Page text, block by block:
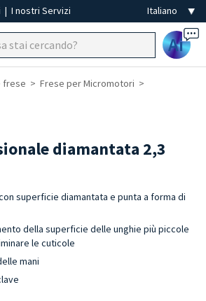
| I nostri Servizi
Ai
frese
Frese per Micromotori
diamantata 2,3
superficie diamantata e punta a forma di
della superficie delle unghie più piccole
le cuticole
mani